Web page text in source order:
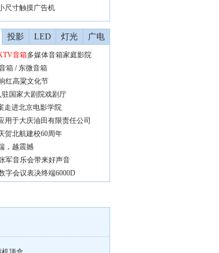
尺寸触摸广告机
投影 LED 灯光 广电
音箱多媒体音箱家庭影院
箱 / 东微音箱
红高粱文化节
驻国家大剧院戏剧厅
走进北京电影学院
用于大庆油田有限责任公司
贺北航建校60周年
，越震撼
军音乐会带来好声音
字会议表决终端6000D